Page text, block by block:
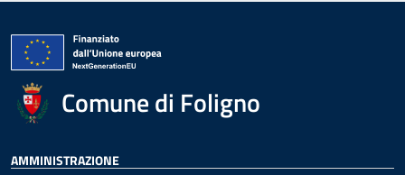
Comune di Foligno
AMMINISTRAZIONE